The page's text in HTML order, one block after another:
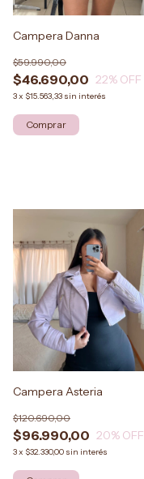
Campera Danna
$46.690,00
$59.990,00
22% OFF
3x $15.563,33 sin interés
Campera Asteria
$96.990,00
$120.690,00
20% OFF
3x $32.330,00 sin interés